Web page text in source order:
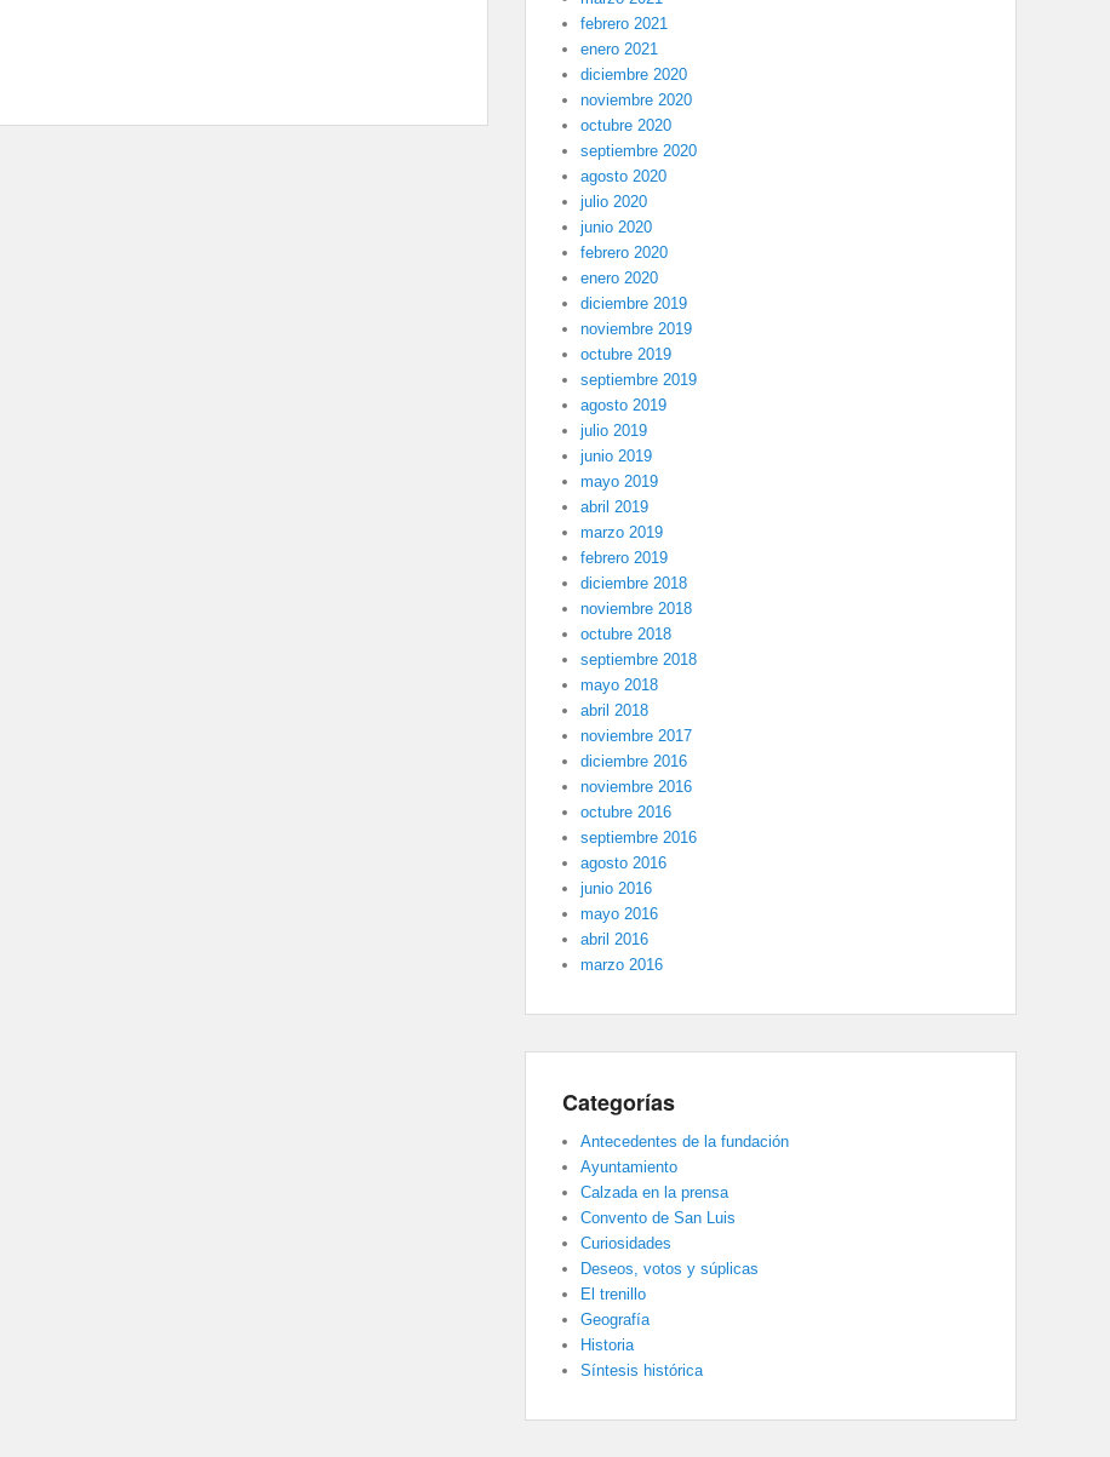
febrero 2021
enero 2021
diciembre 2020
noviembre 2020
octubre 2020
septiembre 2020
agosto 2020
julio 2020
junio 2020
febrero 2020
enero 2020
diciembre 2019
noviembre 2019
octubre 2019
septiembre 2019
agosto 2019
julio 2019
junio 2019
mayo 2019
abril 2019
marzo 2019
febrero 2019
diciembre 2018
noviembre 2018
octubre 2018
septiembre 2018
mayo 2018
abril 2018
noviembre 2017
diciembre 2016
noviembre 2016
octubre 2016
septiembre 2016
agosto 2016
junio 2016
mayo 2016
abril 2016
marzo 2016
Categorías
Antecedentes de la fundación
Ayuntamiento
Calzada en la prensa
Convento de San Luis
Curiosidades
Deseos, votos y súplicas
El trenillo
Geografía
Historia
Síntesis histórica